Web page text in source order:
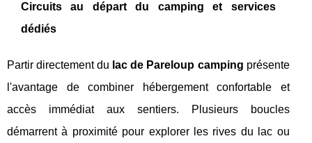
Circuits au départ du camping et services
dédiés
Partir directement du lac de Pareloup camping présente
l'avantage de combiner hébergement confortable et
accès immédiat aux sentiers. Plusieurs boucles
démarrent à proximité pour explorer les rives du lac ou